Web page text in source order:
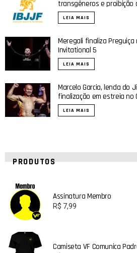
transgêneros e proibição
LEIA MAIS
Meregali finaliza
Invitational 5
LEIA MAIS
Marcelo Garcia, lenda do
finalização em estreia no
LEIA MAIS
PRODUTOS
Assinatura Membro
R$ 7,99
Camiseta VF Comunica